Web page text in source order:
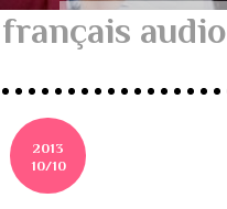
français audio
2013
10/10